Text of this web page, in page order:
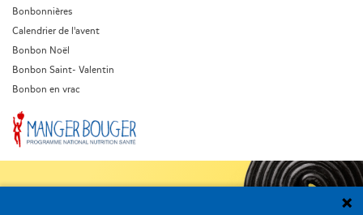
Bonbonnières
Calendrier de l'avent
Bonbon Noël
Bonbon Saint- Valentin
Bonbon en vrac